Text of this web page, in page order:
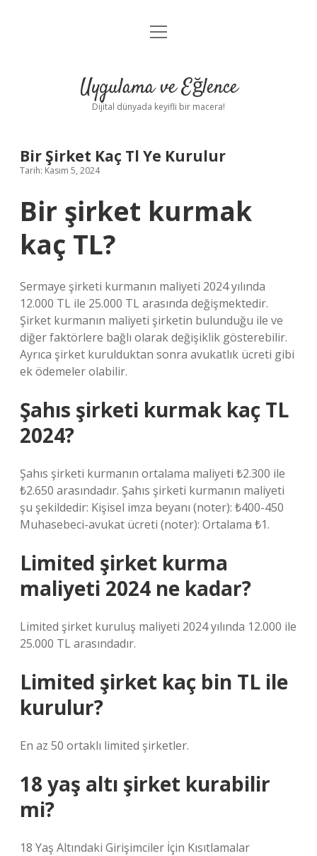
Anasayfa
Yasal Uyarı
menüyü
Uygulama ve Eğlence
Dijital dünyada keyifli bir macera!
Bir Şirket Kaç Tl Ye Kurulur
Tarih: Kasım 5, 2024
Bir şirket kurmak
kaç TL?
Sermaye şirketi kurmanın maliyeti 2024 yılında
12.000 TL ile 25.000 TL arasında değişmektedir.
Şirket kurmanın maliyeti şirketin bulunduğu ile ve
diğer faktörlere bağlı olarak değişiklik gösterebilir.
Ayrıca şirket kurulduktan sonra avukatlık ücreti gibi
ek ödemeler olabilir.
Şahıs şirketi kurmak kaç TL
2024?
Şahıs şirketi kurmanın ortalama maliyeti ₺2.300 ile
₺2.650 arasındadır. Şahıs şirketi kurmanın maliyeti
şu şekildedir: Kişisel imza beyanı (noter): ₺400-450
Muhasebeci-avukat ücreti (noter): Ortalama ₺1.
Limited şirket kurma
maliyeti 2024 ne kadar?
Limited şirket kuruluş maliyeti 2024 yılında 12.000 ile
25.000 TL arasındadır.
Limited şirket kaç bin TL ile
kurulur?
En az 50 ortaklı limited şirketler.
18 yaş altı şirket kurabilir
mi?
18 Yaş Altındaki Girişimciler İçin Kısıtlamalar